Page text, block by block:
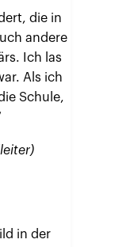
die in
andere
Ich las
Als ich
Schule,
in der